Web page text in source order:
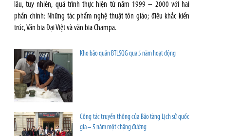
lâu, tuy nhiên, quá trình thực hiện từ năm 1999 – 2000 với hai
phần chính: Những tác phẩm nghệ thuật tôn giáo; điêu khắc kiến
trúc, Văn bia Đại Việt và văn bia Champa.
Kho bảo quản BTLSQG qua 5 năm hoạt động
Công tác truyền thông của Bảo tàng Lịch sử quốc
gia – 5 năm một chặng đường